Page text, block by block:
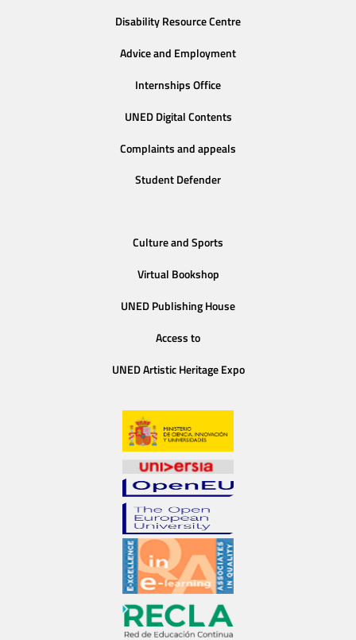
Disability Resource Centre
Advice and Employment
Internships Office
UNED Digital Contents
Complaints and appeals
Student Defender
Culture and Sports
Virtual Bookshop
UNED Publishing House
Access to
UNED Artistic Heritage Expo